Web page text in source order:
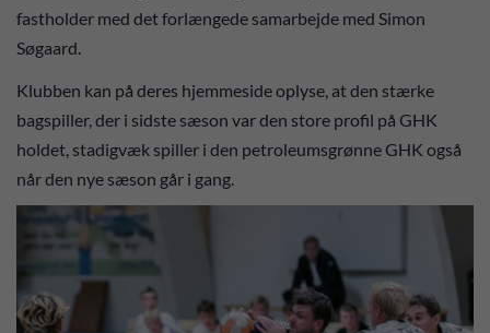
fastholder med det forlængede samarbejde med Simon
Søgaard.
Klubben kan på deres hjemmeside oplyse, at den stærke
bagspiller, der i sidste sæson var den store profil på GHK
holdet, stadigvæk spiller i den petroleumsgrønne GHK også
når den nye sæson går i gang.